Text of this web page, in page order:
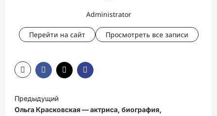
Administrator
Перейти на сайт Просмотреть все записи
Н
а
Предыдущий
Ольга Красковская — актриса, биография,